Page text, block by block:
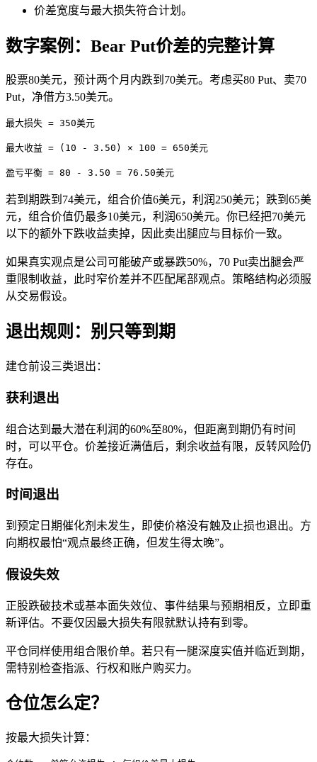
价差宽度与最大损失符合计划。
数字案例：Bear Put价差的完整计算
股票80美元，预计两个月内跌到70美元。考虑买80 Put、卖70
Put，净借方3.50美元。
最大损失 = 350美元
最大收益 = (10 - 3.50) × 100 = 650美元
盈亏平衡 = 80 - 3.50 = 76.50美元
若到期跌到74美元，组合价值6美元，利润250美元；跌到65美
元，组合价值仍最多10美元，利润650美元。你已经把70美元
以下的额外下跌收益卖掉，因此卖出腿应与目标价一致。
如果真实观点是公司可能破产或暴跌50%，70 Put卖出腿会严
重限制收益，此时窄价差并不匹配尾部观点。策略结构必须服
从交易假设。
退出规则：别只等到期
建仓前设三类退出：
获利退出
组合达到最大潜在利润的60%至80%，但距离到期仍有时间
时，可以平仓。价差接近满值后，剩余收益有限，反转风险仍
存在。
时间退出
到预定日期催化剂未发生，即使价格没有触及止损也退出。方
向期权最怕“观点最终正确，但发生得太晚”。
假设失效
正股跌破技术或基本面失效位、事件结果与预期相反，立即重
新评估。不要仅因最大损失有限就默认持有到零。
平仓同样使用组合限价单。若只有一腿深度实值并临近到期，
需特别检查指派、行权和账户购买力。
仓位怎么定？
按最大损失计算：